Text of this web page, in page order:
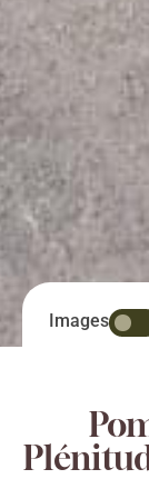
Images